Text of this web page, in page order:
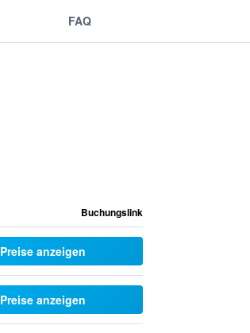
FAQ
Buchungslink
Preise anzeigen
Preise anzeigen